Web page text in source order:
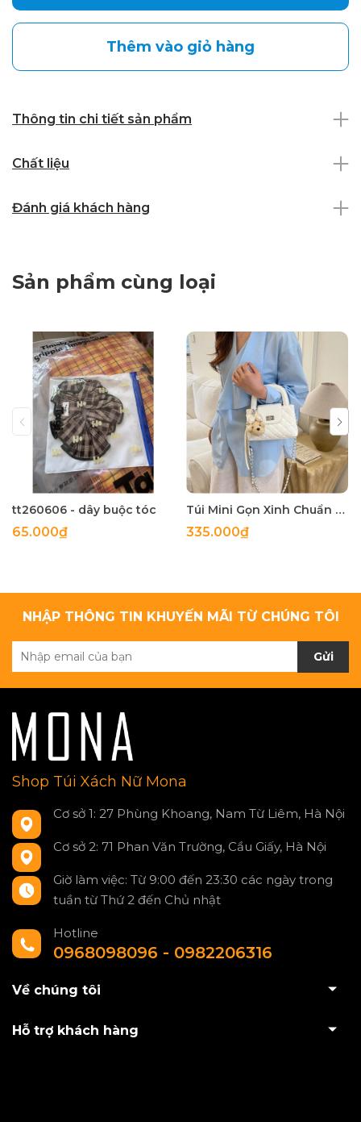
Thêm vào giỏ hàng
Thông tin chi tiết sản phẩm
Chất liệu
Đánh giá khách hàng
Sản phẩm cùng loại
tt260606 - dây buộc tóc
65.000₫
Túi Mini Gọn Xinh Chuẩn Gu - tt260518
335.000₫
NHẬP THÔNG TIN KHUYẾN MÃI TỪ CHÚNG TÔI
Gửi
Shop Túi Xách Nữ Mona
Cơ sở 1: 27 Phùng Khoang, Nam Từ Liêm, Hà Nội
Cơ sở 2: 71 Phan Văn Trường, Cầu Giấy, Hà Nội
Giờ làm việc: Từ 9:00 đến 23:30 các ngày trong
tuần từ Thứ 2 đến Chủ nhật
Hotline
0968098096 - 0982206316
Về chúng tôi
Hỗ trợ khách hàng